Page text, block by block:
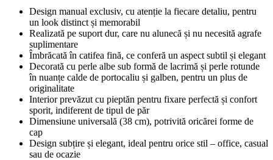
Design manual exclusiv, cu atenție la fiecare detaliu, pentru
un look distinct și memorabil
Realizată pe suport dur, care nu alunecă și nu necesită agrafe
suplimentare
Îmbrăcată în catifea fină, ce conferă un aspect subtil și elegant
Decorată cu perle albe sub formă de lacrimă și perle rotunde
în nuanțe calde de portocaliu și galben, pentru un plus de
originalitate
Interior prevăzut cu pieptăn pentru fixare perfectă și confort
sporit, indiferent de tipul de păr
Dimensiune universală (38 cm), potrivită oricărei forme de
cap
Design subțire și elegant, ideal pentru orice stil – office, casual
sau de ocazie